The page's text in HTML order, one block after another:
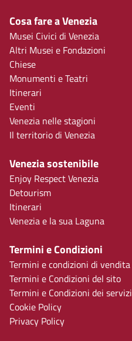
Cosa fare a Venezia
Musei Civici di Venezia
Altri Musei e Fondazioni
Chiese
Monumenti e Teatri
Itinerari
Eventi
Venezia nelle stagioni
Il territorio di Venezia
Venezia sostenibile
Enjoy Respect Venezia
Detourism
Itinerari
Venezia e la sua Laguna
Termini e Condizioni
Termini e condizioni di vendita
Termini e Condizioni del sito
Termini e Condizioni dei servizi
Cookie Policy
Privacy Policy